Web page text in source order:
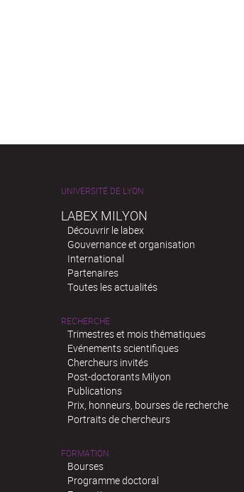
UNIVERSITÉ DE LYON
LABEX MILYON
Découvrir le labex
Gouvernance et organisation
International
Partenaires
Toutes les actualités
RECHERCHE
Trimestres et mois thématiques
Evénements scientifiques
Chercheurs invités
Post-doctorants Milyon
Publications
Prix, honneurs, bourses de recherche
Portraits de chercheurs
FORMATION
Bourses
Programme doctoral